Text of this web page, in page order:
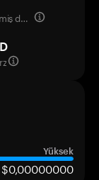
Tam seyreltilmiş değerleme
Yüksek
$0,00000000